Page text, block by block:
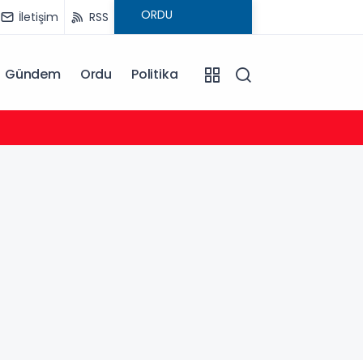
İletişim RSS
Gündem Ordu Politika